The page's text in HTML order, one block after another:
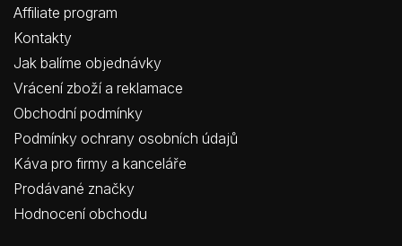
Affiliate program
Kontakty
Jak balíme objednávky
Vrácení zboží a reklamace
Obchodní podmínky
Podmínky ochrany osobních údajů
Káva pro firmy a kanceláře
Prodávané značky
Hodnocení obchodu